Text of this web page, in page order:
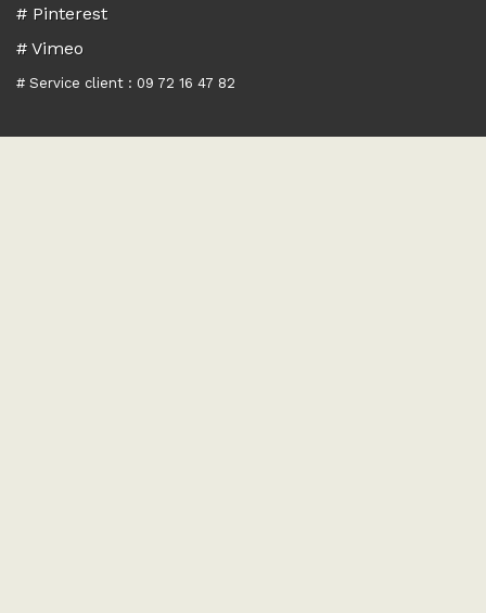
# Pinterest
# Vimeo
# Service client : 09 72 16 47 82